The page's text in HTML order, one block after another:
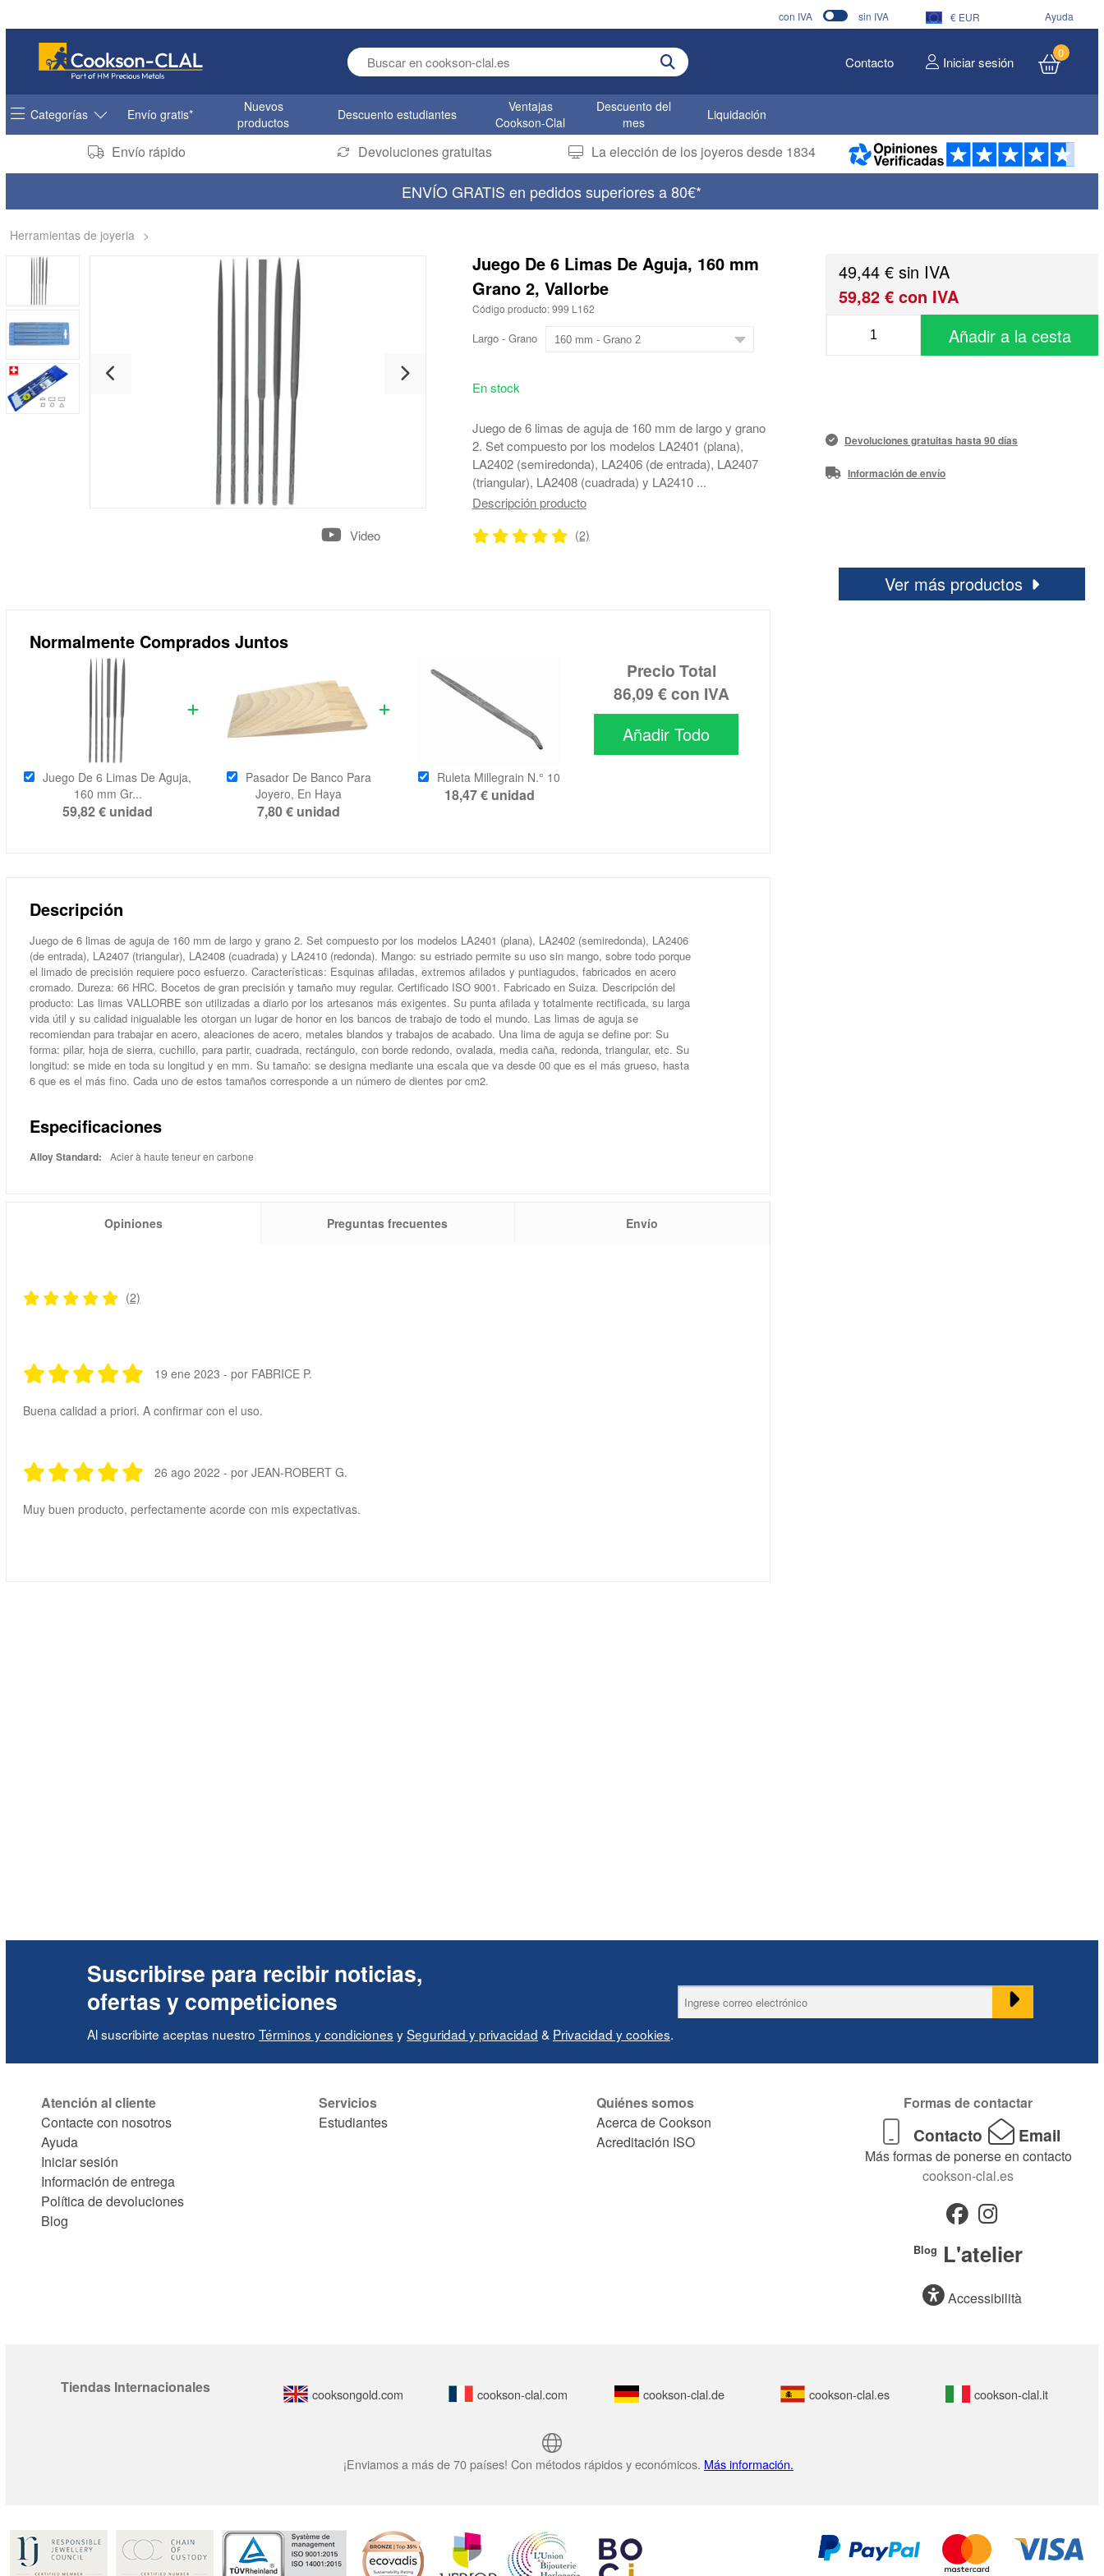
con IVA sin IVA € EUR Ayuda
Enter search term Contacto Iniciar sesión
0
Categorías Envío gratis*
Nuevos
productos
Descuento estudiantes
Ventajas
Cookson-Clal
Descuento del
mes
Liquidación
Envío rápido Devoluciones gratuitas La elección de los joyeros desde 1834
ENVÍO GRATIS en pedidos superiores a 80€*
Herramientas de joyeria >
Video
Juego De 6 Limas De Aguja, 160 mm
Grano 2, Vallorbe
Código producto: 999 L162
Largo - Grano
En stock
Juego de 6 limas de aguja de 160 mm de largo y grano
2. Set compuesto por los modelos LA2401 (plana),
LA2402 (semiredonda), LA2406 (de entrada), LA2407
(triangular), LA2408 (cuadrada) y LA2410 ...
Descripción producto
(2)
49,44 € sin IVA
59,82 € con IVA
Añadir a la cesta
Devoluciones gratuitas hasta 90 días
Información de envío
Ver más productos
Normalmente Comprados Juntos
Juego De 6 Limas De Aguja,
160 mm Gr...
59,82 € unidad
Pasador De Banco Para
Joyero, En Haya
7,80 € unidad
Ruleta Millegrain N.° 10
18,47 € unidad
Precio Total
86,09 €con IVA
Añadir Todo
Descripción
Juego de 6 limas de aguja de 160 mm de largo y grano 2. Set compuesto por los modelos LA2401 (plana), LA2402 (semiredonda), LA2406
(de entrada), LA2407 (triangular), LA2408 (cuadrada) y LA2410 (redonda). Mango: su estriado permite su uso sin mango, sobre todo porque
el limado de precisión requiere poco esfuerzo. Características: Esquinas afiladas, extremos afilados y puntiagudos, fabricados en acero
cromado. Dureza: 66 HRC. Bocetos de gran precisión y tamaño muy regular. Certificado ISO 9001. Fabricado en Suiza. Descripción del
producto: Las limas VALLORBE son utilizadas a diario por los artesanos más exigentes. Su punta afilada y totalmente rectificada, su larga
vida útil y su calidad inigualable les otorgan un lugar de honor en los bancos de trabajo de todo el mundo. Las limas de aguja se
recomiendan para trabajar en acero, aleaciones de acero, metales blandos y trabajos de acabado. Una lima de aguja se define por: Su
forma: pilar, hoja de sierra, cuchillo, para partir, cuadrada, rectángulo, con borde redondo, ovalada, media caña, redonda, triangular, etc. Su
longitud: se mide en toda su longitud y en mm. Su tamaño: se designa mediante una escala que va desde 00 que es el más grueso, hasta
6 que es el más fino. Cada uno de estos tamaños corresponde a un número de dientes por cm2.
Especificaciones
Alloy Standard: Acier à haute teneur en carbone
Opiniones Preguntas frecuentes Envío
(2)
19 ene 2023 - por FABRICE P.
Buena calidad a priori. A confirmar con el uso.
26 ago 2022 - por JEAN-ROBERT G.
Muy buen producto, perfectamente acorde con mis expectativas.
Suscribirse para recibir noticias,
ofertas y competiciones
Al suscribirte aceptas nuestro Términos y condiciones ySeguridad y privacidad & Privacidad y cookies.
Formas de contactar
Contacto Email
Más formas de ponerse en contacto
cookson-clal.es
Blog L'atelier
Accessibilità
Atención al cliente
Contacte con nosotros
Ayuda
Iniciar sesión
Información de entrega
Política de devoluciones
Blog
Servicios
Estudiantes
Quiénes somos
Acerca de Cookson
Acreditación ISO
Tiendas Internacionales cooksongold.com cookson-clal.com cookson-clal.de cookson-clal.es cookson-clal.it
¡Enviamos a más de 70 países! Con métodos rápidos y económicos. Más información.